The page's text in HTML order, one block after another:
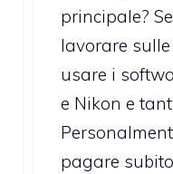
principale?
lavorare
usare i
e Nikon e
pagare